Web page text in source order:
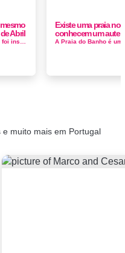
Abril
O miradouro tem chão e paredes de vidro e foi instalado no pilar 7 da icónica ponte, a uma altura de 80 metros, enco...
Existe uma praia no
conhecem um
muito mais em Portugal